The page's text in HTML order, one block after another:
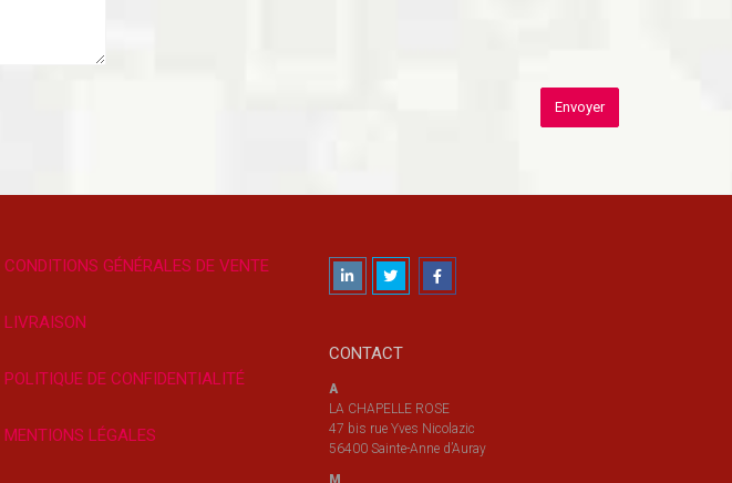
CONDITIONS GÉNÉRALES DE VENTE
LIVRAISON
POLITIQUE DE CONFIDENTIALITÉ
MENTIONS LÉGALES
CONTACT
A
LA CHAPELLE ROSE
47 bis rue Yves Nicolazic
56400 Sainte-Anne d’Auray